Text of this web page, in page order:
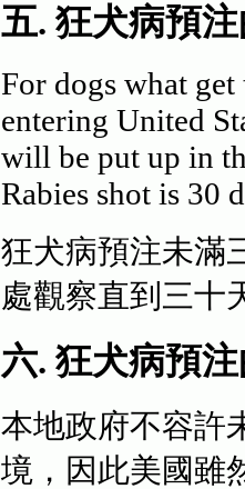
五. 狂犬病預
For dogs what get
entering United
will be put up in
Rabies shot is 30
狂犬病預注未滿
處觀察直到三十
六. 狂犬病預
本地政府不容許
境，因此美國雖